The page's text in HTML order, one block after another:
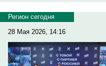
Регион сегодня
28 Мая 2026, 14:16